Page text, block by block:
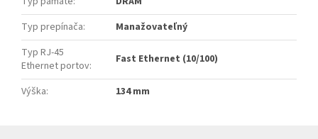
Typ prepínača:
Manažovateľný
Typ RJ-45
Ethernet portov: Fast Ethernet (10/100)
Výška: 134 mm